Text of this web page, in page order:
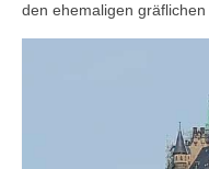
den ehemaligen